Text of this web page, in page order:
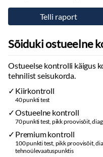
Sõiduki ostueelne
Ostueelse kontrolli käigus
tehnilist seisukorda.
Kiirkontroll
40 punkti test
Ostueelne kontroll
70 punkti test, pikk proovisõit,
Premium kontroll
100 punkti test, pikk proovisõit,
tehnoülevaatuspunktis